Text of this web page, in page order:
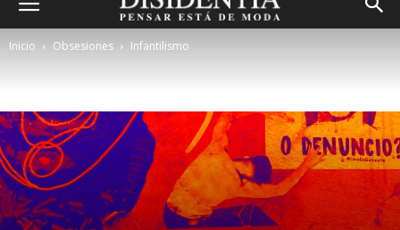
Inicio Obsesiones Infantilismo